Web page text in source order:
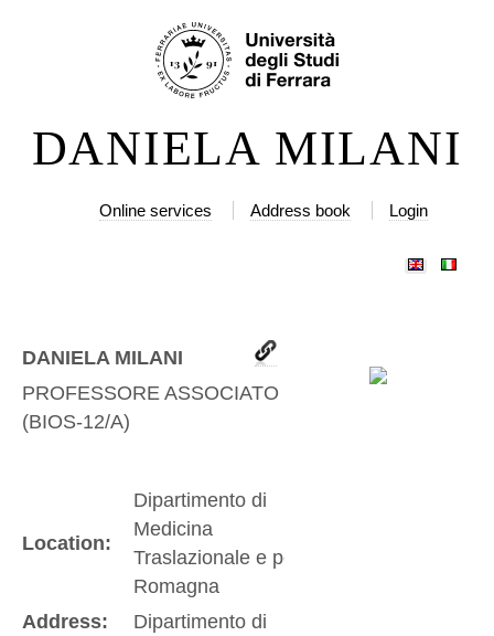
Skip
DANIELA MILANI
Online services Address book Login
DANIELA MILANI
PROFESSORE ASSOCIATO
(BIOS-12/A)
Location:
Dipartimento di
Medicina
Traslazionale e per la
Romagna
Address:
Dipartimento di